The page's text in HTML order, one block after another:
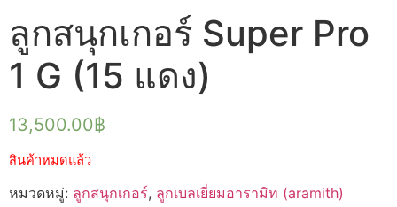
ลูกสนุกเกอร์ Super Pro
1 G (15 แดง)
13,500.00฿
สินค้าหมดแล้ว
หมวดหมู่: ลูกสนุกเกอร์, ลูกเบลเยี่ยมอารามิท (aramith)